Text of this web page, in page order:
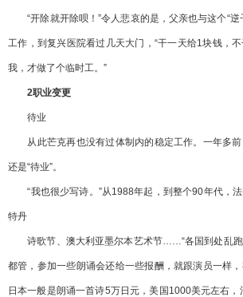
“开除就开除呗！”令人悲哀的是，父亲也与这个“逆
工作，到复兴医院看过几天大门，“干一天给1块钱，
我，才做了个临时工。”
2职业变更
待业
从此芒克再也没有过体制内的稳定工作。一年多前
还是“待业”。
“我也很少写诗。”从1988年起，到整个90年代，法
特丹
诗歌节、澳大利亚墨尔本艺术节……“各国到处乱跑
都管，参加一些朗诵会还给一些报酬，就跟演员一样
日本一般是朗诵一首诗5万日元，美国1000美元左右